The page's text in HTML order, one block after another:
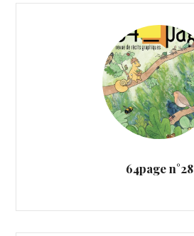
64page n°28